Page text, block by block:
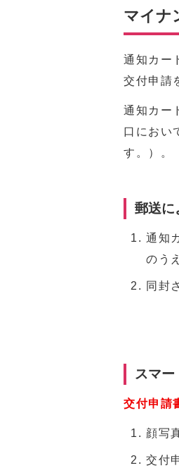
マイナ
通知カー
交付申請
通知カー
口におい
す。）。
郵送に
通知
のう
同封
スマー
交付申請
顔写
交付